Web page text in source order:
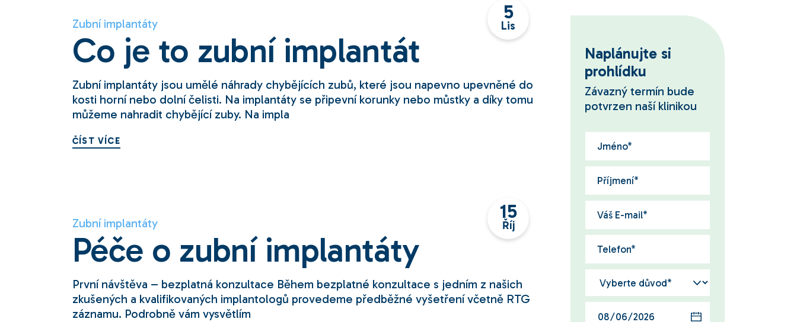
5
Lis
Zubní implantáty
Co je to zubní implantát
Zubní implantáty jsou umělé náhrady chybějících zubů, které jsou napevno upevněné do
kosti horní nebo dolní čelisti. Na implantáty se připevní korunky nebo můstky a díky tomu
můžeme nahradit chybějící zuby. Na impla
ČÍST VÍCE
15
Říj
Zubní implantáty
Péče o zubní implantáty
První návštěva – bezplatná konzultace Během bezplatné konzultace s jedním z našich
zkušených a kvalifikovaných implantologů provedeme předběžné vyšetření včetně RTG
záznamu. Podrobně vám vysvětlím
Naplánujte si
prohlídku
Závazný termín bude
potvrzen naší klinikou